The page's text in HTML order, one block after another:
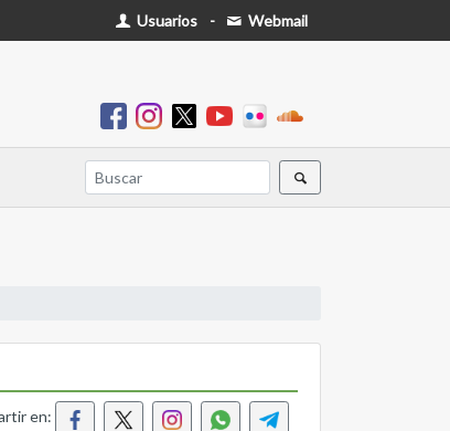
Usuarios - Webmail
en: